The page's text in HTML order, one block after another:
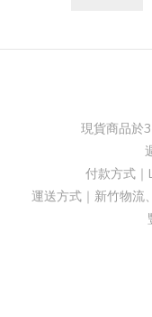
現貨商品於
付款方式
運送方式｜新竹物流